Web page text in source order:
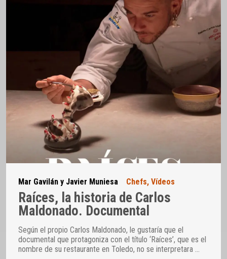
Mar Gavilán y Javier Muniesa Chefs, Vídeos
Raíces, la historia de Carlos
Maldonado. Documental
Según el propio Carlos Maldonado, le gustaría que el
documental que protagoniza con el título ‘Raíces’, que es el
nombre de su restaurante en Toledo, no se interpretara